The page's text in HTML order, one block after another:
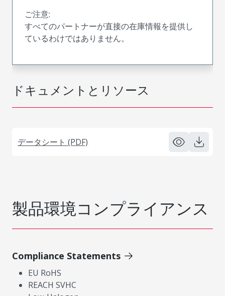
ドキュメントとリソース
データシート (PDF)
ご注意:
すべてのパートナーが直接の在庫情報を提供し
ているわけではありません。
製品環境コンプライアンス
Compliance Statements
EU RoHS
REACH SVHC